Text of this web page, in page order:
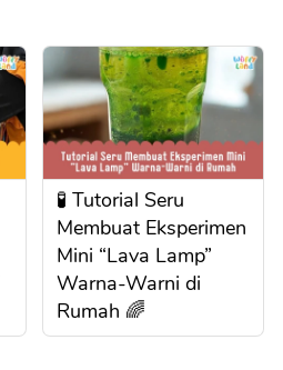
🧪 Tutorial Seru
Membuat Eksperimen
Mini “Lava Lamp”
Warna-Warni di
Rumah 🌈